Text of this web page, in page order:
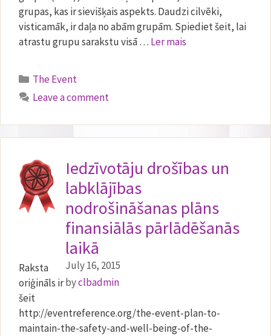
grupas, kas ir sievišķais aspekts. Daudzi cilvēki,
visticamāk, ir daļa no abām grupām. Spiediet šeit, lai
atrastu grupu sarakstu visā … Ler mais
Categories
The Event
Leave a comment
Iedzīvotāju drošības un
labklājības
nodrošināšanas plāns
finansiālās pārlādēšanās
laikā
July 16, 2015
byclbadmin
Raksta
oriģināls ir
šeit
http://eventreference.org/the-event-plan-to-
maintain-the-safety-and-well-being-of-the-